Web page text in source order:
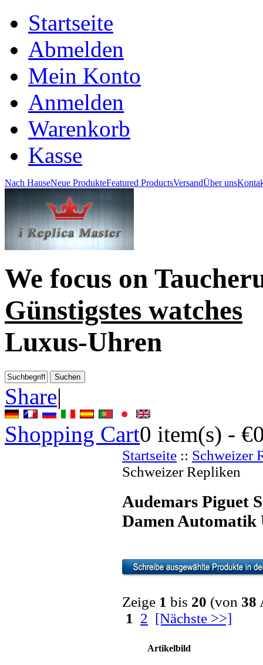
Startseite
Abmelden
Mein Konto
Anmelden
Warenkorb
Kasse
Nach HauseNeue ProdukteFeatured ProductsVersandÜber uns
We focus on
Günstigstes watches
Luxus-Uhren
Share|
Shopping Cart0 item(s) -
Startseite :: Schweizer
Schweizer Repliken
Audemars Piguet
Damen Automatik
Zeige 1 bis 20 (von 38
1 2 [Nächste >>]
Artikelbild